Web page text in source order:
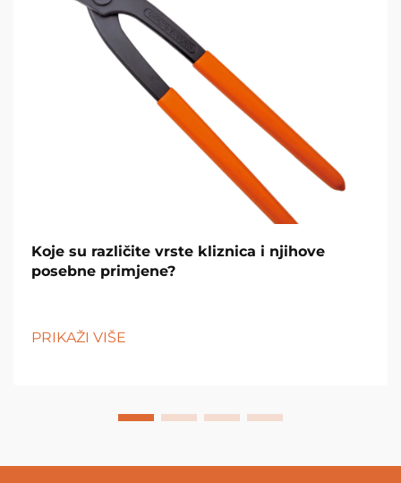
Koje su različite vrste kliznica i njihove
posebne primjene?
PRIKAŽI VIŠE